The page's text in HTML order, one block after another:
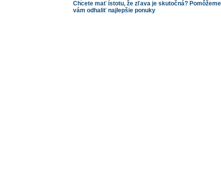
Chcete mať istotu, že zľava je skutočná? Pomôžeme
vám odhaliť najlepšie ponuky